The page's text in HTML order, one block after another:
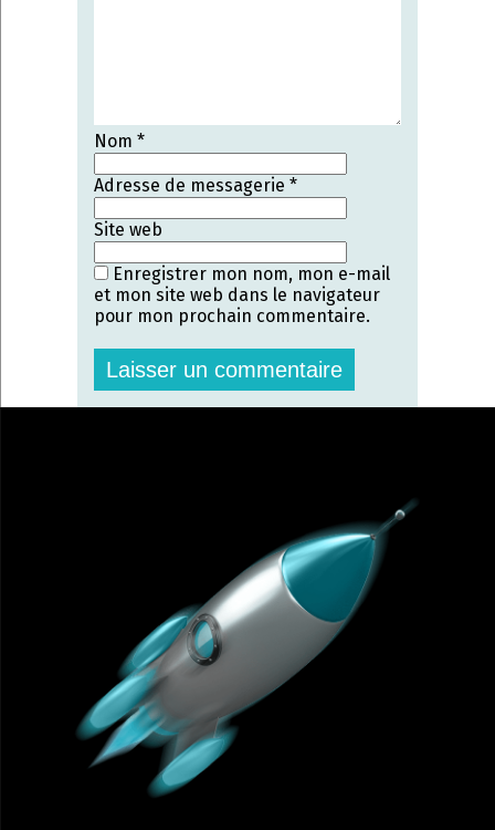
Nom*
Adresse de messagerie*
Site web
Enregistrer mon nom, mon e-mail
et mon site web dans le navigateur
pour mon prochain commentaire.